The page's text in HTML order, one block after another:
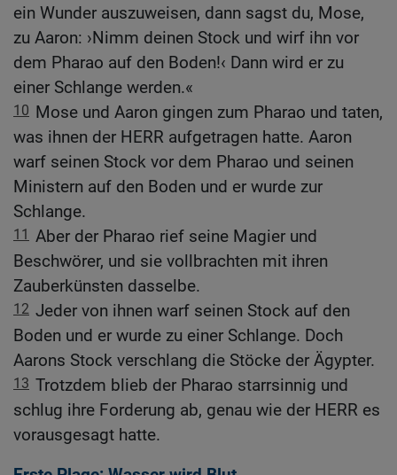
ein Wunder auszuweisen, dann sagst du, Mose,
zu Aaron: ›Nimm deinen Stock und wirf ihn vor
dem Pharao auf den Boden!‹ Dann wird er zu
einer Schlange werden.«
10 Mose und Aaron gingen zum Pharao und taten,
was ihnen der HERR aufgetragen hatte. Aaron
warf seinen Stock vor dem Pharao und seinen
Ministern auf den Boden und er wurde zur
Schlange.
11 Aber der Pharao rief seine Magier und
Beschwörer, und sie vollbrachten mit ihren
Zauberkünsten dasselbe.
12 Jeder von ihnen warf seinen Stock auf den
Boden und er wurde zu einer Schlange. Doch
Aarons Stock verschlang die Stöcke der Ägypter.
13 Trotzdem blieb der Pharao starrsinnig und
schlug ihre Forderung ab, genau wie der HERR es
vorausgesagt hatte.